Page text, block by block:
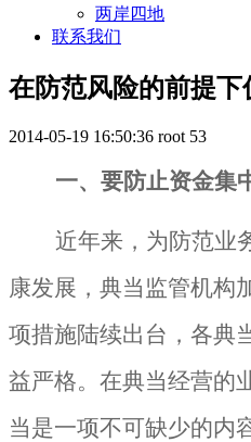
两岸四地
联系我们
在防范风险的前提
2014-05-19 16:50:36 root 53
一、要防止资金集
近年来，为防范业
康发展，典当监管机构
项措施陆续出台，各典
益严格。在典当经营的
当是一项不可缺少的内